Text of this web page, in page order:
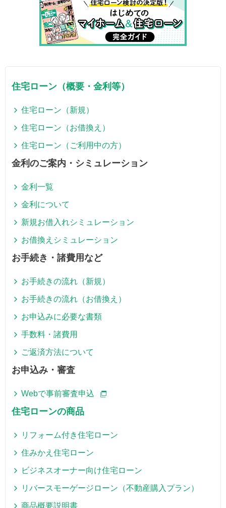
住宅ローン（概要・金利等）
住宅ローン（新規）
住宅ローン（お借換え）
住宅ローン（ご利用中の方）
金利のご案内・シミュレーション
金利一覧
金利について
新規お借入れシミュレーション
お借換えシミュレーション
お手続き・諸費用など
お手続きの流れ（新規）
お手続きの流れ（お借換え）
お申込みに必要な書類
手数料・諸費用
ご返済方法について
お申込み・審査
Webで事前審査申込
住宅ローンの商品
リフォーム付き住宅ローン
住みかえ住宅ローン
ビジネスオーナー向け住宅ローン
リバースモーゲージローン（不動産購入プラン）
商品概要説明書